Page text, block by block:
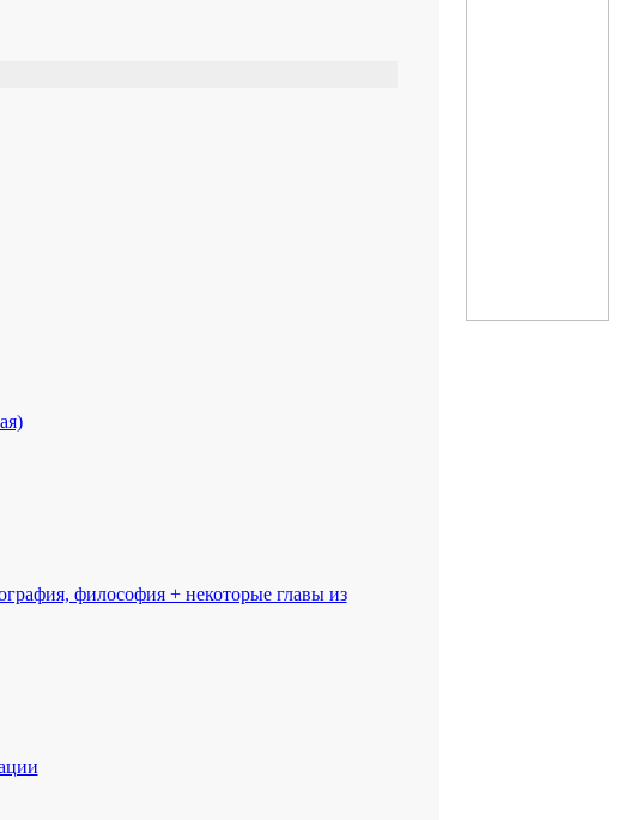
философия + некоторые главы из